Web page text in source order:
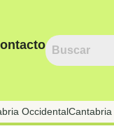
Occidental